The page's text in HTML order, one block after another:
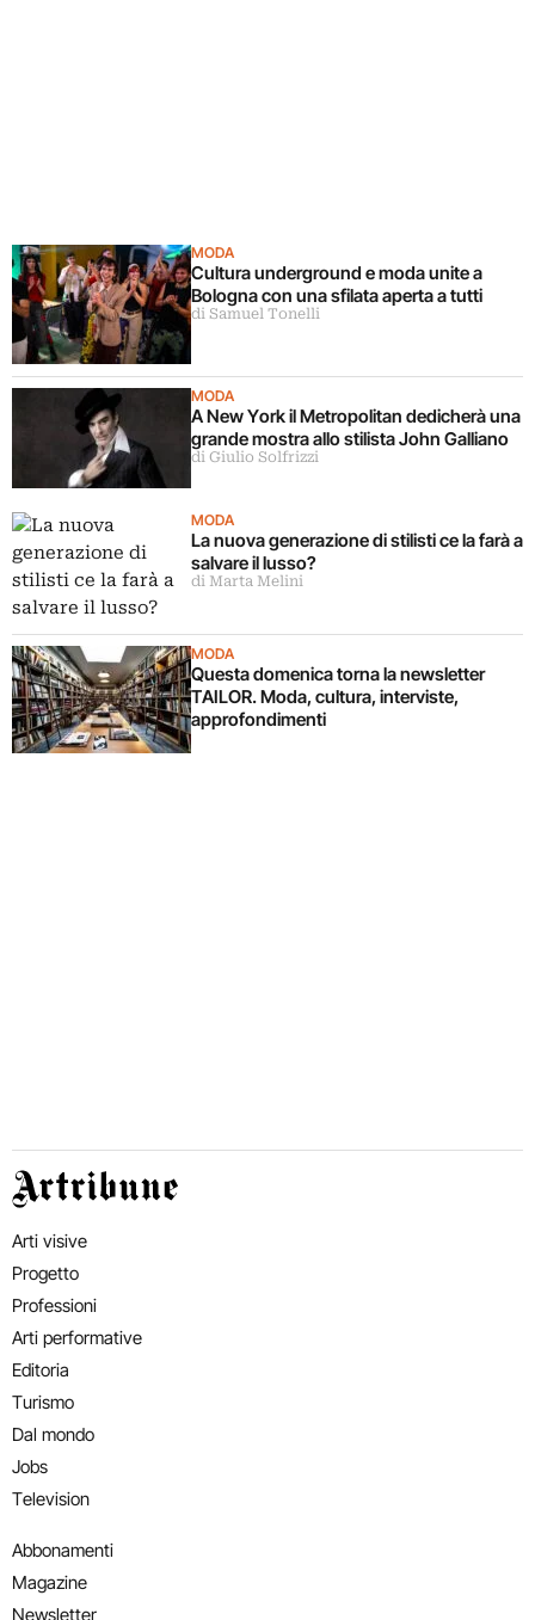
MODA
Cultura underground e moda unite a
Bologna con una sfilata aperta a tutti
di Samuel Tonelli
MODA
A New York il Metropolitan dedicherà una
grande mostra allo stilista John Galliano
di Giulio Solfrizzi
MODA
La nuova generazione di stilisti ce la farà a
salvare il lusso?
di Marta Melini
MODA
Questa domenica torna la newsletter
TAILOR. Moda, cultura, interviste,
approfondimenti
Artribune
Arti visive
Progetto
Professioni
Arti performative
Editoria
Turismo
Dal mondo
Jobs
Television
Abbonamenti
Magazine
Newsletter